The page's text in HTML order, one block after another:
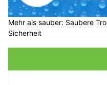
Mehr als sauber: Saubere
Sicherheit